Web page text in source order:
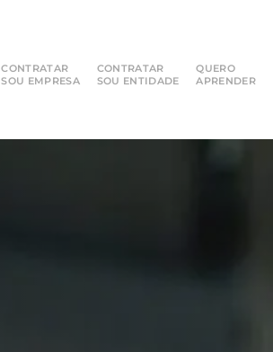
CONTRATAR
SOU EMPRESA
CONTRATAR
SOU ENTIDADE
QUERO
APRENDER